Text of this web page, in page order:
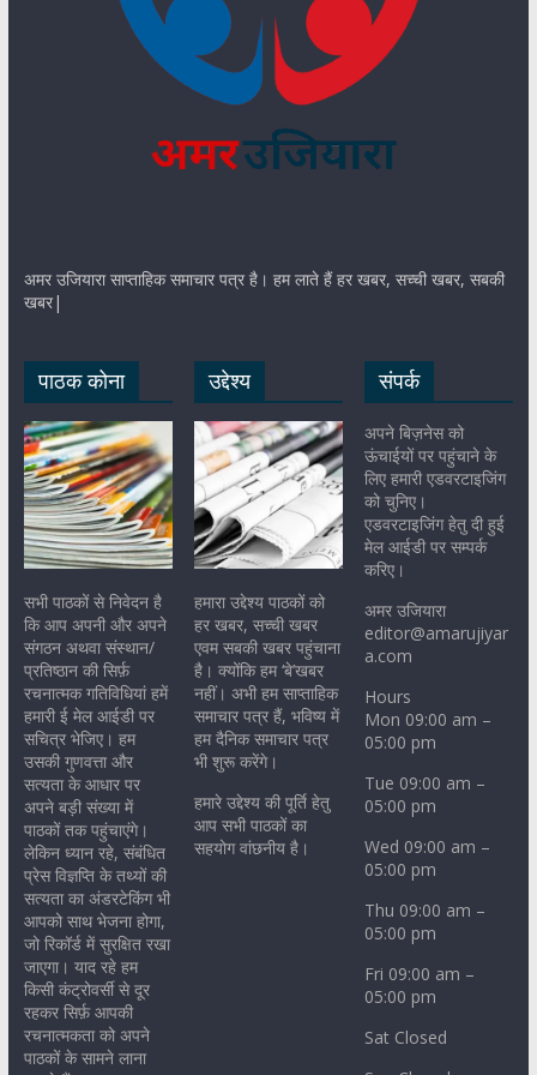
अमर उजियारा साप्ताहिक समाचार पत्र है। हम लाते हैं हर खबर, सच्ची खबर, सबकी
खबर|
पाठक कोना
सभी पाठकों से निवेदन है
कि आप अपनी और अपने
संगठन अथवा संस्थान/
प्रतिष्ठान की सिर्फ़
रचनात्मक गतिविधियां हमें
हमारी ई मेल आईडी पर
सचित्र भेजिए। हम
उसकी गुणवत्ता और
सत्यता के आधार पर
अपने बड़ी संख्या में
पाठकों तक पहुंचाएंगे।
लेकिन ध्यान रहे, संबंधित
प्रेस विज्ञप्ति के तथ्यों की
सत्यता का अंडरटेकिंग भी
आपको साथ भेजना होगा,
जो रिकॉर्ड में सुरक्षित रखा
जाएगा। याद रहे हम
किसी कंट्रोवर्सी से दूर
रहकर सिर्फ़ आपकी
रचनात्मकता को अपने
पाठकों के सामने लाना
उद्देश्य
हमारा उद्देश्य पाठकों को
हर खबर, सच्ची खबर
एवम सबकी खबर पहुंचाना
है। क्योंकि हम ‘बे’खबर
नहीं। अभी हम साप्ताहिक
समाचार पत्र हैं, भविष्य में
हम दैनिक समाचार पत्र
भी शुरू करेंगे।
हमारे उद्देश्य की पूर्ति हेतु
आप सभी पाठकों का
सहयोग वांछनीय है।
संपर्क
अपने बिज़नेस को
ऊंचाईयों पर पहुंचाने के
लिए हमारी एडवरटाइजिंग
को चुनिए।
एडवरटाइजिंग हेतु दी हुई
मेल आईडी पर सम्पर्क
करिए।
अमर उजियारा
editor@amarujiyar
a.com
Hours
Mon 09:00 am –
05:00 pm
Tue 09:00 am –
05:00 pm
Wed 09:00 am –
05:00 pm
Thu 09:00 am –
05:00 pm
Fri 09:00 am –
05:00 pm
Sat Closed